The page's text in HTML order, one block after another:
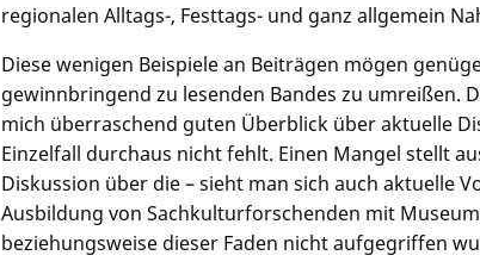
regionalen Alltags-, Festtags- und ganz allgemein
Diese wenigen Beispiele an Beiträgen mögen
gewinnbringend zu lesenden Bandes zu umreißen.
mich überraschend guten Überblick über aktuelle
Einzelfall durchaus nicht fehlt. Einen Mangel stellt
Diskussion über die – sieht man sich auch aktuelle
Ausbildung von Sachkulturforschenden mit
beziehungsweise dieser Faden nicht aufgegriffen